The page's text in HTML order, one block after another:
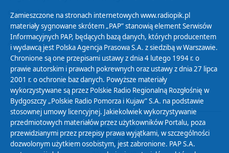
Cyfryzacja DAB+
Polityka ochrony danych osobowych
Abonament
Zamówienia publiczne
Biuletyn Informacji Publicznej
Zamieszczone na stronach internetowych www.radiopik.pl
materiały sygnowane skrótem „PAP” stanowią element Serwisów
Informacyjnych PAP, będących bazą danych, których producentem
i wydawcą jest Polska Agencja Prasowa S.A. z siedzibą w Warszawie.
Chronione są one przepisami ustawy z dnia 4 lutego 1994 r. o
prawie autorskim i prawach pokrewnych oraz ustawy z dnia 27 lipca
2001 r. o ochronie baz danych. Powyższe materiały
wykorzystywane są przez Polskie Radio Regionalną Rozgłośnię w
Bydgoszczy „Polskie Radio Pomorza i Kujaw” S.A. na podstawie
stosownej umowy licencyjnej. Jakiekolwiek wykorzystywanie
przedmiotowych materiałów przez użytkowników Portalu, poza
przewidzianymi przez przepisy prawa wyjątkami, w szczególności
dozwolonym użytkiem osobistym, jest zabronione. PAP S.A.